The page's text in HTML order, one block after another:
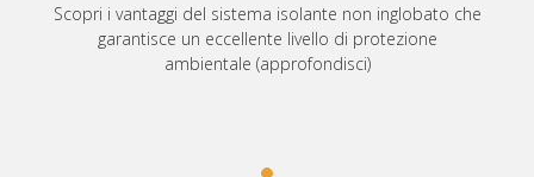
Scopri i vantaggi del sistema isolante non inglobato che
garantisce un eccellente livello di protezione
ambientale (approfondisci)